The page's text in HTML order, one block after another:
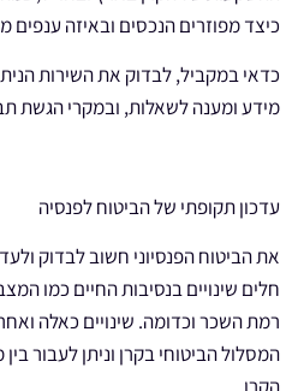
כיצד מפוזרים הנכסים ובאיזה ענפים
כדאי במקביל, לבדוק את השירות
מידע ומענה לשאלות, ובמקרי הגשת
עדכון תקופתי של הביטוח לפנסיה
את הביטוח הפנסיוני חשוב לבדוק
חלים שינויים בנסיבות החיים כמו
רמת השכר וכדומה. שינויים כאלה
המסלול הביטוחי בקרן וניתן לעבור